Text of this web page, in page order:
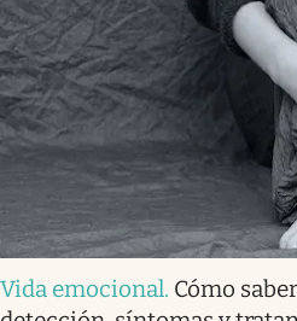
Vida emocional. Cómo